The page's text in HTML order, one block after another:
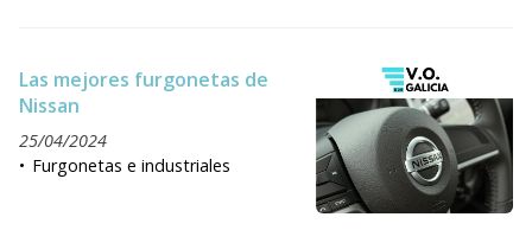
Las mejores furgonetas de
Nissan
25/04/2024
Furgonetas e industriales